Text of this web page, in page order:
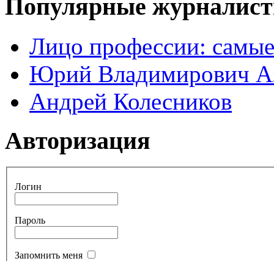
Популярные
Лицо профессии:
Юрий Владимирович
Андрей Колесников
Авторизация
Логин
Пароль
Запомнить меня